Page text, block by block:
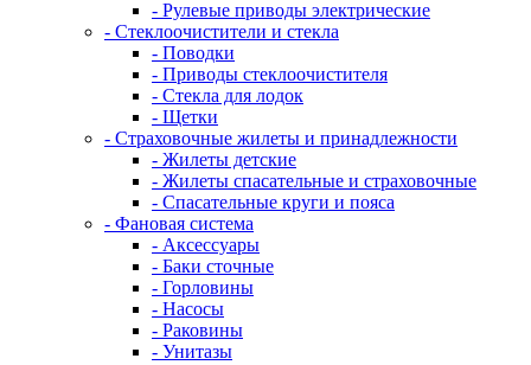
- Рулевые приводы электрические
- Стеклоочистители и стекла
- Поводки
- Приводы стеклоочистителя
- Стекла для лодок
- Щетки
- Страховочные жилеты и принадлежности
- Жилеты детские
- Жилеты спасательные и страховочные
- Спасательные круги и пояса
- Фановая система
- Аксессуары
- Баки сточные
- Горловины
- Насосы
- Раковины
- Унитазы